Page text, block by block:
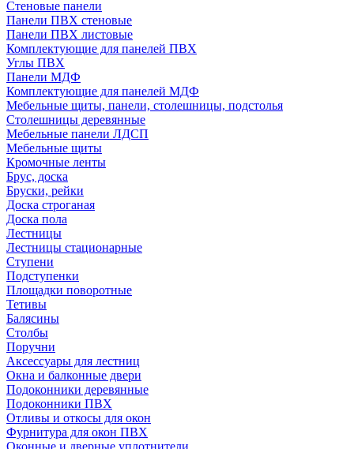
Стеновые панели
Панели ПВХ стеновые
Панели ПВХ листовые
Комплектующие для панелей ПВХ
Углы ПВХ
Панели МДФ
Комплектующие для панелей МДФ
Мебельные щиты, панели, столешницы, подстолья
Столешницы деревянные
Мебельные панели ЛДСП
Мебельные щиты
Кромочные ленты
Брус, доска
Бруски, рейки
Доска строганая
Доска пола
Лестницы
Лестницы стационарные
Ступени
Подступенки
Площадки поворотные
Тетивы
Балясины
Столбы
Поручни
Аксессуары для лестниц
Окна и балконные двери
Подоконники деревянные
Подоконники ПВХ
Отливы и откосы для окон
Фурнитура для окон ПВХ
Оконные и дверные уплотнители